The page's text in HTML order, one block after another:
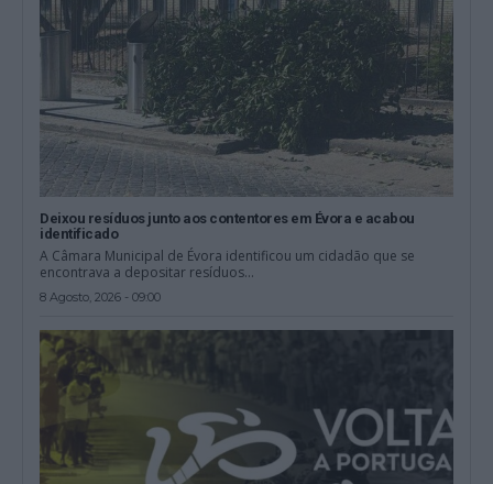
Deixou resíduos junto aos contentores em Évora e acabou
identificado
A Câmara Municipal de Évora identificou um cidadão que se
encontrava a depositar resíduos...
8 Agosto, 2026 - 09:00